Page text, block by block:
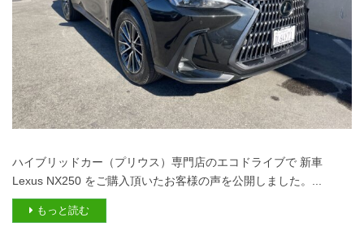
ハイブリッドカー（プリウス）専門店のエコドライブで 新車
Lexus NX250 をご購入頂いたお客様の声を公開しました。...
もっと読む